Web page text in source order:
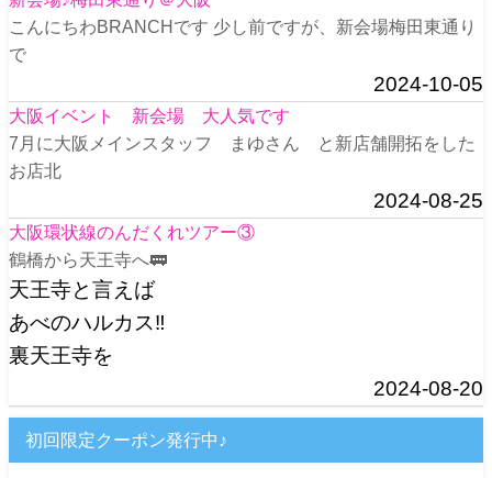
こんにちわBRANCHです 少し前ですが、新会場梅田東通り
で
2024-10-05
大阪イベント 新会場 大人気です
7月に大阪メインスタッフ まゆさん と新店舗開拓をした
お店北
2024-08-25
大阪環状線のんだくれツアー③
鶴橋から天王寺へ🚃
天王寺と言えば
あべのハルカス‼️
裏天王寺を
2024-08-20
初回限定クーポン発行中♪